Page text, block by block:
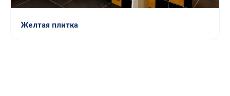
Желтая плитка